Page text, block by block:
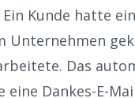
Kunde hatte
Unternehmen
Das
eine Dankes-E-